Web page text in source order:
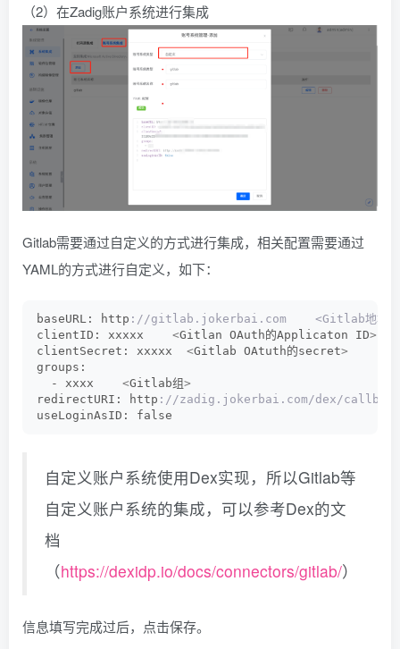
（2）在Zadig账户系统进行集成
Gitlab需要通过自定义的方式进行集成，相关配置需要通过
YAML的方式进行自定义，如下：
baseURL: http ://gitlab.jokerbai.com    <Gitlab地址>
clientID: xxxxx <Gitlan OAuth的Applicaton ID>
clientSecret: xxxxx <Gitlab OAtuth的secret>
groups:
  - xxxx
<Gitlab组>
redirectURI: http ://zadig.jokerbai.com/dex/callback
useLoginAsID: false
自定义账户系统使用Dex实现，所以Gitlab等
自定义账户系统的集成，可以参考Dex的文
档
（https://dexidp.io/docs/connectors/gitlab/）
信息填写完成过后，点击保存。